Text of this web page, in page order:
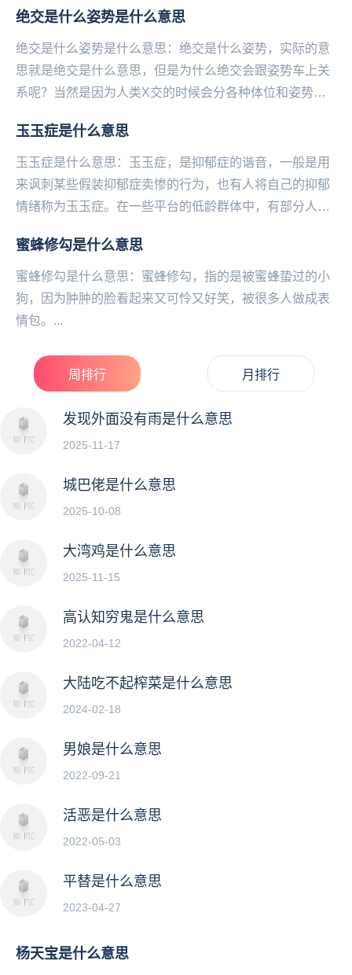
绝交是什么姿势是什么意思
绝交是什么姿势是什么意思：绝交是什么姿势，实际的意
思就是绝交是什么意思，但是为什么绝交会跟姿势车上关
系呢？当然是因为人类X交的时候会分各种体位和姿势，
什...
玉玉症是什么意思
玉玉症是什么意思：玉玉症，是抑郁症的谐音，一般是用
来讽刺某些假装抑郁症卖惨的行为，也有人将自己的抑郁
情绪称为玉玉症。在一些平台的低龄群体中，有部分人喜
信...
蜜蜂修勾是什么意思
蜜蜂修勾是什么意思：蜜蜂‌‌‌‌‌‌‌‌‌‌‌‌‌修勾，指的是被蜜蜂蛰过的小
狗，因为肿肿的脸看起来又可怜又好笑，被很多人做成表
情包。...
周排行 月排行
发现外面没有雨是什么意思
2025-11-17
城巴佬是什么意思
2025-10-08
大湾鸡是什么意思
2025-11-15
高认知穷鬼是什么意思
2022-04-12
大陆吃不起榨菜是什么意思
2024-02-18
男娘是什么意思
2022-09-21
活恶是什么意思
2022-05-03
平替是什么意思
2023-04-27
杨天宝是什么意思